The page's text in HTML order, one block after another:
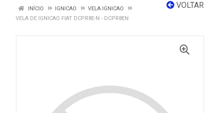
VOLTAR
INÍCIO IGNICAO
VELA IGNICAO
VELA DE IGNICAO FIAT DCPR8E-N - DCPR8EN